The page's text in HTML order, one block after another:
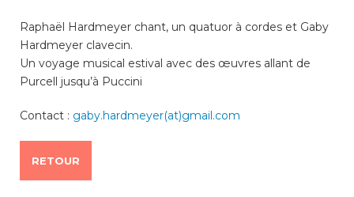
administratives en ligne,
cliquez sur l’une des
catégories ci-dessous.
Achats
Raphaël Hardmeyer chant, un quatuor à cordes et Gaby
Hardmeyer clavecin.
Un voyage musical estival avec des œuvres allant de
Purcell jusqu’à Puccini
Contact : gaby.hardmeyer(at)gmail.com
RETOUR